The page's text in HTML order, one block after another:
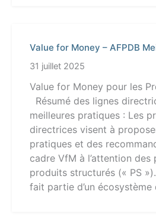
Value for Money – AFPDB
31 juillet 2025
Value for Money pour les
Résumé des lignes
meilleures pratiques : Les
directrices visent à
pratiques et des
cadre VfM à l’attention
produits structurés (« PS
fait partie d’un